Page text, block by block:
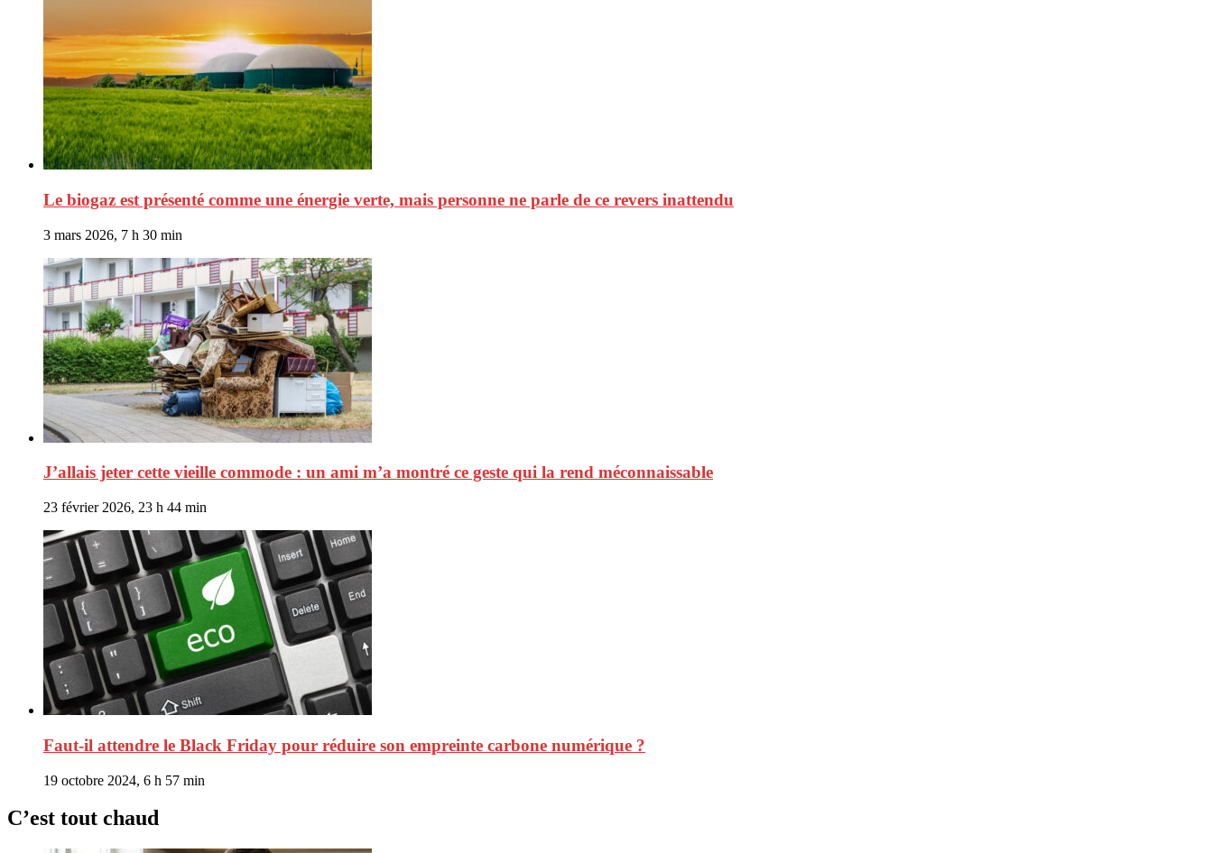
Le biogaz est présenté comme une énergie verte, mais personne ne parle de ce revers inattendu
3 mars 2026, 7 h 30 min
J’allais jeter cette vieille commode : un ami m’a montré ce geste qui la rend méconnaissable
23 février 2026, 23 h 44 min
Faut-il attendre le Black Friday pour réduire son empreinte carbone numérique ?
19 octobre 2024, 6 h 57 min
C’est tout chaud